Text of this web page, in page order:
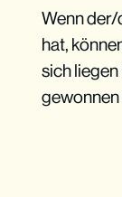
Wenn
hat,
sich liegen
gewonnen